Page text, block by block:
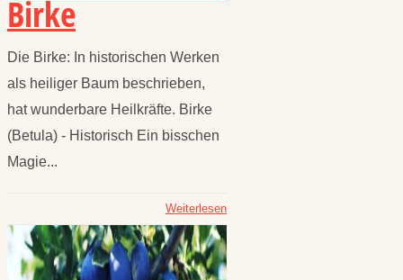
Birke
Die Birke: In historischen Werken
als heiliger Baum beschrieben,
hat wunderbare Heilkräfte. Birke
(Betula) - Historisch Ein bisschen
Magie...
Weiterlesen